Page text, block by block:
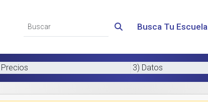
Busca Tu Escuela
3) Datos